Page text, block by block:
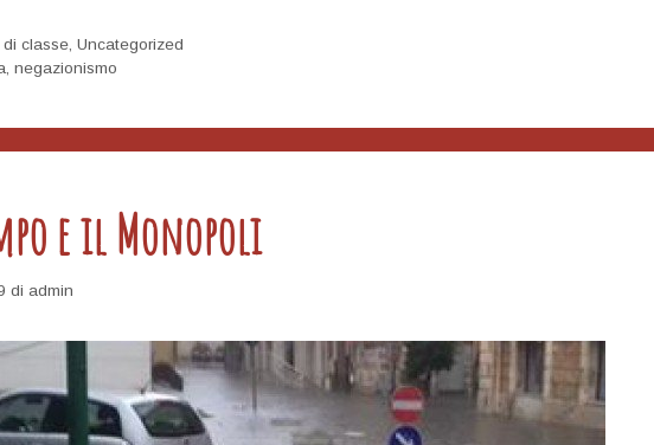
di classe,Uncategorized
,negazionismo
e il Monopoli
di admin